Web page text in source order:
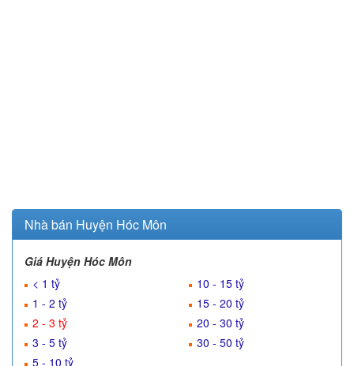
Nhà bán Huyện Hóc Môn
Giá Huyện Hóc Môn
< 1 tỷ
1 - 2 tỷ
2 - 3 tỷ
3 - 5 tỷ
5 - 10 tỷ
10 - 15 tỷ
15 - 20 tỷ
20 - 30 tỷ
30 - 50 tỷ